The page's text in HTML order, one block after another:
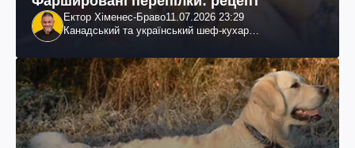
Ектор Хіменес-Браво11.07.2026 23:29
Канадський та український шеф-кухар